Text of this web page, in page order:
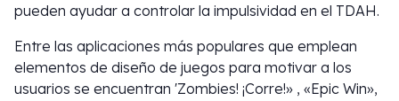
pueden ayudar a controlar la impulsividad en el TDAH.
Entre las aplicaciones más populares que emplean
elementos de diseño de juegos para motivar a los
usuarios se encuentran 'Zombies! ¡Corre!» , «Epic Win»,